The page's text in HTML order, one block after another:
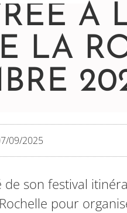
À
LA
09/2025
de son festival
pour